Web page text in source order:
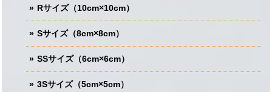
Rサイズ（10cm×10cm）
Sサイズ（8cm×8cm）
SSサイズ（6cm×6cm）
3Sサイズ（5cm×5cm）